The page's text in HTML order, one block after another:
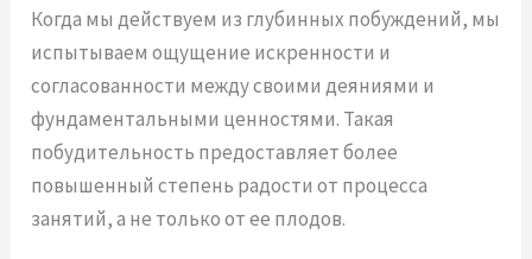
Когда мы действуем из глубинных побуждений, мы
испытываем ощущение искренности и
согласованности между своими деяниями и
фундаментальными ценностями. Такая
побудительность предоставляет более
повышенный степень радости от процесса
занятий, а не только от ее плодов.